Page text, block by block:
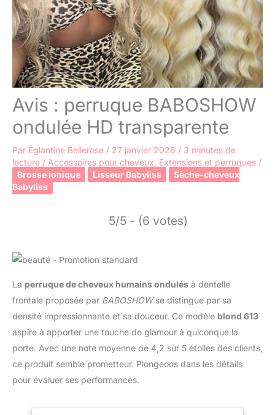
Avis : perruque BABOSHOW
ondulée HD transparente
Par Églantine Bellerose / 27 janvier 2026 / 3 minutes de
lecture / Accessoires pour cheveux Extensions et perruques /
Brosse ionique
Lisseur Babyliss
Sèche-cheveux
Babyliss
5/5 - (6 votes)
La perruque de cheveux humains ondulés à dentelle
frontale proposée par BABOSHOWse distingue par sa
densité impressionnante et sa douceur. Ce modèle blond 613
aspire à apporter une touche de glamour à quiconque la
porte. Avec une note moyenne de 4,2 sur 5 étoiles des clients,
ce produit semble prometteur. Plongeons dans les détails
pour évaluer ses performances.